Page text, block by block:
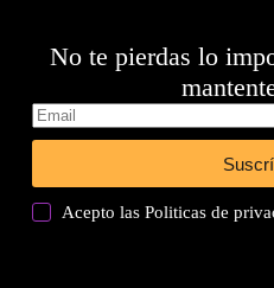
No te pierdas lo
Acepto lasPoliticas de